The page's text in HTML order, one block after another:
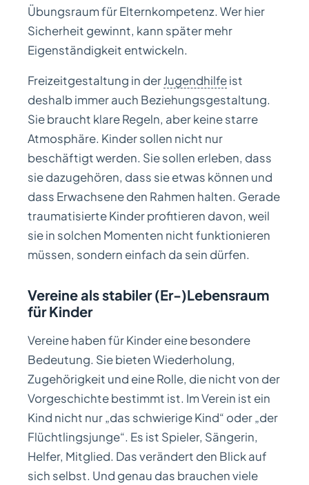
Übungsraum für Elternkompetenz. Wer hier
Sicherheit gewinnt, kann später mehr
Eigenständigkeit entwickeln.
Freizeitgestaltung in derJugendhilfeist
deshalb immer auch Beziehungsgestaltung.
Sie braucht klare Regeln, aber keine starre
Atmosphäre. Kinder sollen nicht nur
beschäftigt werden. Sie sollen erleben, dass
sie dazugehören, dass sie etwas können und
dass Erwachsene den Rahmen halten. Gerade
traumatisierte Kinder profitieren davon, weil
sie in solchen Momenten nicht funktionieren
müssen, sondern einfach da sein dürfen.
Vereine als stabiler (Er-)Lebensraum
für Kinder
Vereine haben für Kinder eine besondere
Bedeutung. Sie bieten Wiederholung,
Zugehörigkeit und eine Rolle, die nicht von der
Vorgeschichte bestimmt ist. Im Verein ist ein
Kind nicht nur „das schwierige Kind“ oder „der
Flüchtlingsjunge“. Es ist Spieler, Sängerin,
Helfer, Mitglied. Das verändert den Blick auf
sich selbst. Und genau das brauchen viele